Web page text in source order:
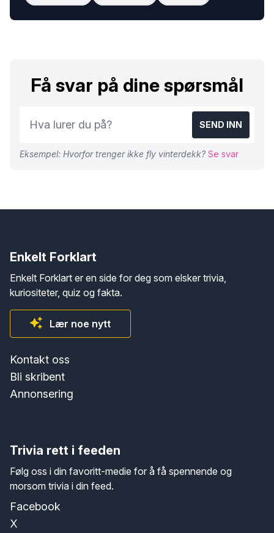
Få svar på dine spørsmål
SEND INN
Eksempel: Hvorfor trenger ikke fly vinterdekk? Se svar
Enkelt Forklart
Enkelt Forklart er en side for deg som elsker trivia,
kuriositeter, quiz og fakta.
Lær noe nytt
Kontakt oss
Bli skribent
Annonsering
Trivia rett i feeden
Følg oss i din favoritt-medie for å få spennende og
morsom trivia i din feed.
Facebook
X